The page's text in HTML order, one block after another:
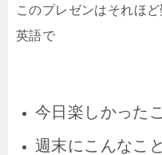
このプレゼンはそれほ
英語で
今日楽しかった
週末にこんなこ